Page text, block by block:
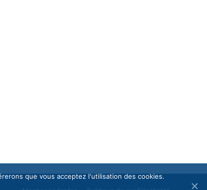
que vous acceptez l'utilisation des cookies.